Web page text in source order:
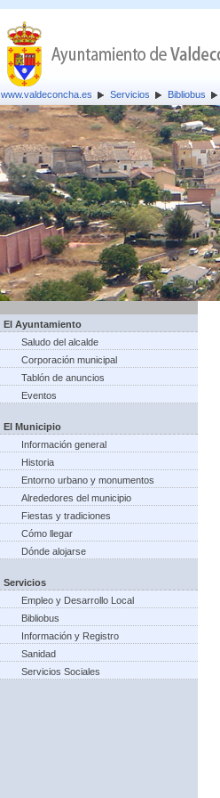
www.valdeconcha.es Servicios Bibliobus
El Ayuntamiento
Saludo del alcalde
Corporación municipal
Tablón de anuncios
Eventos
El Municipio
Información general
Historia
Entorno urbano y monumentos
Alrededores del municipio
Fiestas y tradiciones
Cómo llegar
Dónde alojarse
Servicios
Empleo y Desarrollo Local
Bibliobus
Información y Registro
Sanidad
Servicios Sociales